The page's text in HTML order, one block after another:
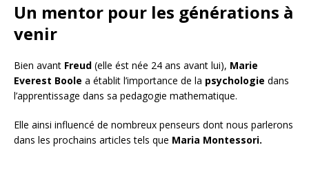
Un mentor pour les générations à
venir
Bien avant Freud (elle ést née 24 ans avant lui), Marie
Everest Boole a établit l’importance de la psychologie dans
l’apprentissage dans sa pedagogie mathematique.
Elle ainsi influencé de nombreux penseurs dont nous parlerons
dans les prochains articles tels que Maria Montessori.